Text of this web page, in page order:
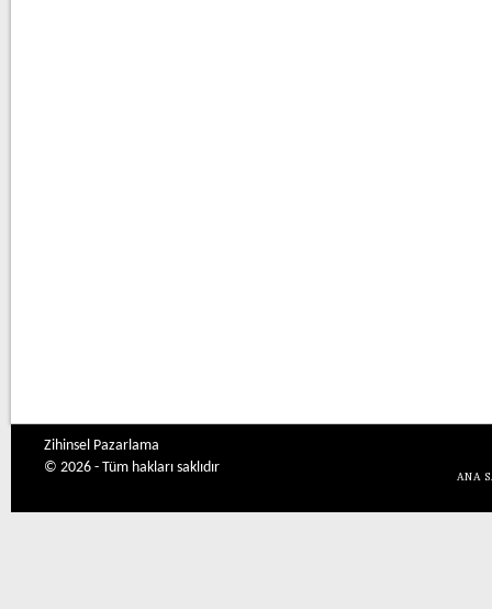
Zihinsel Pazarlama
© 2026 - Tüm hakları saklıdır
ANA